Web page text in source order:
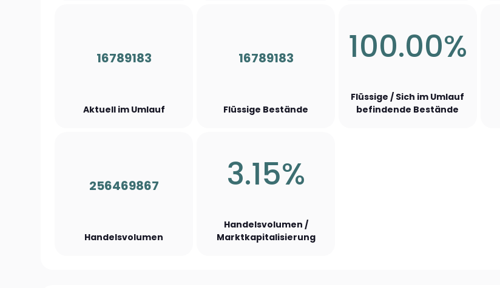
16789183
Aktuell im Umlauf
16789183
Flüssige Bestände
100.00%
Flüssige / Sich im Umlauf
befindende Bestände
256469867
Handelsvolumen
3.15%
Handelsvolumen /
Marktkapitalisierung